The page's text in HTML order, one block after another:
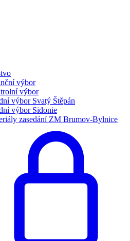
výbor
výbor
výbor Svatý Štěpán
výbor Sidonie
zasedání ZM Brumov-Bylnice